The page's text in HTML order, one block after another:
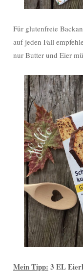
Für glutenfreie
auf jeden Fall
nur Butter und Eier
Mein Tipp: 3 EL